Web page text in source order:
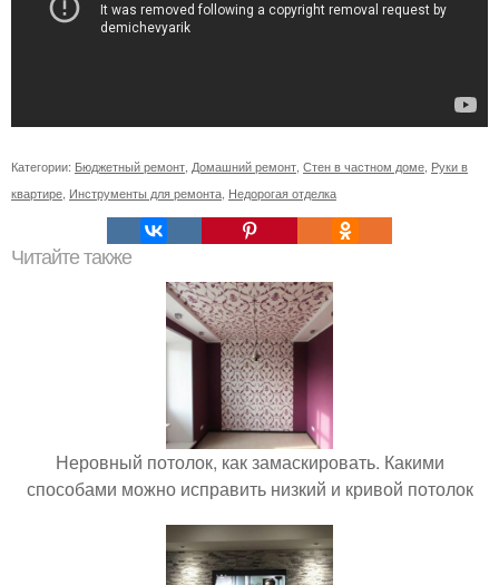
Категории: Бюджетный ремонт Домашний ремонт Стен в частном доме Руки в
квартире Инструменты для ремонта Недорогая отделка
Читайте также
Неровный потолок, как замаскировать. Какими
способами можно исправить низкий и кривой потолок